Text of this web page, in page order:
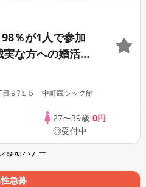
％が1人で参加
な方への婚活パ
目９?１５ 中町蔵シック館
27〜39歳 0円
◎受付中
急募